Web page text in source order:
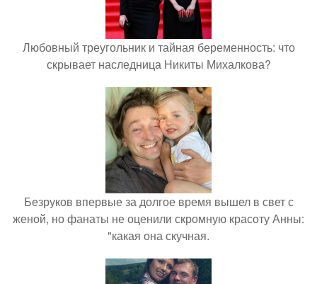
Любовный треугольник и тайная беременность: что
скрывает наследница Никиты Михалкова?
Безруков впервые за долгое время вышел в свет с
женой, но фанаты не оценили скромную красоту Анны:
"какая она скучная.